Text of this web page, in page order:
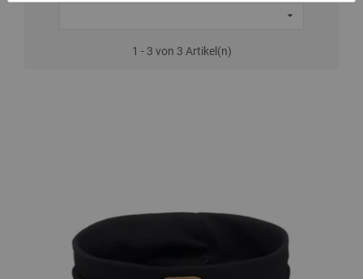

1 - 3 von 3 Artikel(n)